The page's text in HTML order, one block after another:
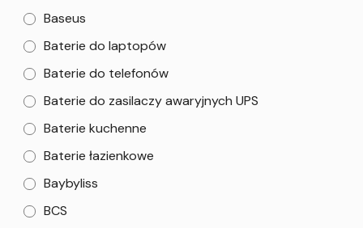
Baseus
Baterie do laptopów
Baterie do telefonów
Baterie do zasilaczy awaryjnych UPS
Baterie kuchenne
Baterie łazienkowe
Baybyliss
BCS